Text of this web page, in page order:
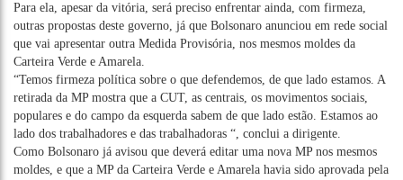
Para ela, apesar da vitória, será preciso enfrentar ainda, com firmeza,
outras propostas deste governo, já que Bolsonaro anunciou em rede social
que vai apresentar outra Medida Provisória, nos mesmos moldes da
Carteira Verde e Amarela.
“Temos firmeza política sobre o que defendemos, de que lado estamos. A
retirada da MP mostra que a CUT, as centrais, os movimentos sociais,
populares e do campo da esquerda sabem de que lado estão. Estamos ao
lado dos trabalhadores e das trabalhadoras “, conclui a dirigente.
Como Bolsonaro já avisou que deverá editar uma nova MP nos mesmos
moldes, e que a MP da Carteira Verde e Amarela havia sido aprovada pela